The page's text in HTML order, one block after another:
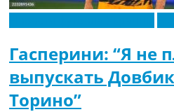
Гасперини: “Я не
выпускать
Торино”